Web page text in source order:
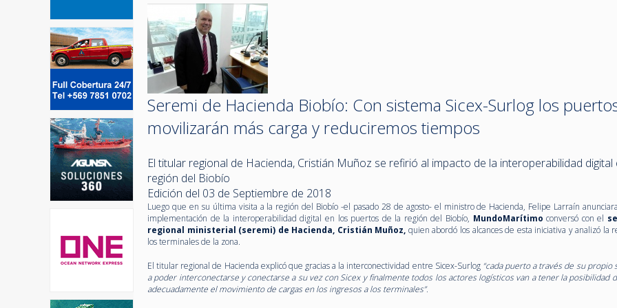
Seremi de Hacienda Biobío: Con sistema Sicex-Surlog los
movilizarán más carga y reduciremos tiempos
El titular regional de Hacienda, Cristián Muñoz se refirió al impacto de la interoperabilidad digital
región del Biobío
Edición del 03 de Septiembre de 2018
Luego que en su última visita a la región del Biobío -el pasado 28 de agosto- el ministro de Hacienda, Felipe Larraín
implementación de la interoperabilidad digital en los puertos de la región del Biobío, MundoMarítimoconversó con el
regional ministerial (seremi) de Hacienda, Cristián Muñoz, quien abordó los alcances de esta iniciativa y analizó la
los terminales de la zona.
El titular regional de Hacienda explicó que gracias a la interconectividad entre Sicex-Surlog “cada puerto a través de su propio
a poder interconectarse y conectarse a su vez con Sicex y finalmente todos los actores logísticos van a tener la posibilidad
adecuadamente el movimiento de cargas en los ingresos a los terminales”.